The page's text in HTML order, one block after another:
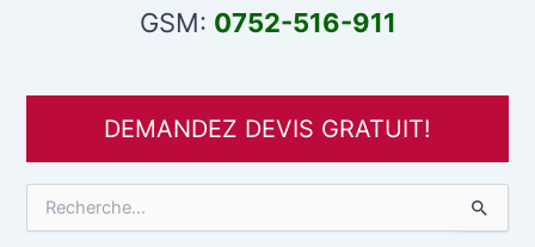
GSM: 0752-516-911
DEMANDEZ DEVIS GRATUIT!